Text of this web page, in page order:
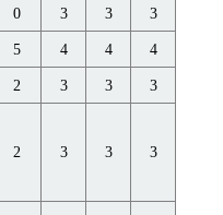
0 3 3 3
5 4 4 4
2 3 3 3
2 3 3 3